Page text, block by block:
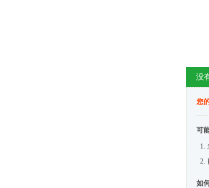
没
您
可
如